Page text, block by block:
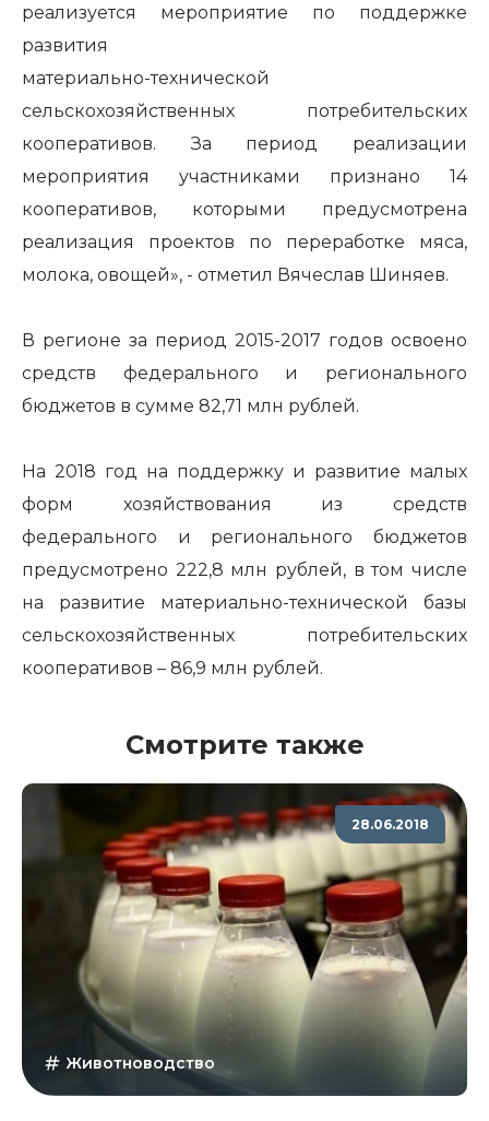
реализуется мероприятие по поддержке
развития
материально-технической
сельскохозяйственных потребительских
кооперативов. За период реализации
мероприятия участниками признано 14
кооперативов, которыми предусмотрена
реализация проектов по переработке мяса,
молока, овощей», - отметил Вячеслав Шиняев.
В регионе за период 2015-2017 годов освоено
средств федерального и регионального
бюджетов в сумме 82,71 млн рублей.
На 2018 год на поддержку и развитие малых
форм хозяйствования из средств
федерального и регионального бюджетов
предусмотрено 222,8 млн рублей, в том числе
на развитие материально-технической базы
сельскохозяйственных потребительских
кооперативов – 86,9 млн рублей.
Смотрите также
28.06.2018
Животноводство